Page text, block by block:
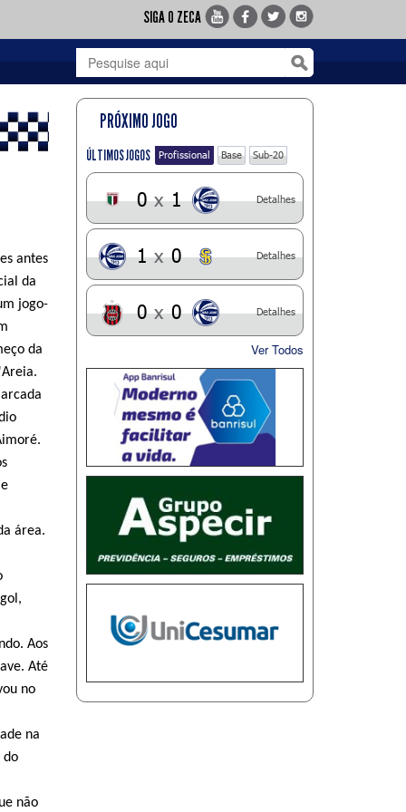
SIGA O ZECA
antes
da
jogo-
da
área.
Aos
Até
no
na
do
não
PRÓXIMO JOGO
ÚLTIMOS JOGOS Profissional Base Sub-20
0 x 1 Detalhes
1 x 0 Detalhes
0 x 0 Detalhes
Ver Todos